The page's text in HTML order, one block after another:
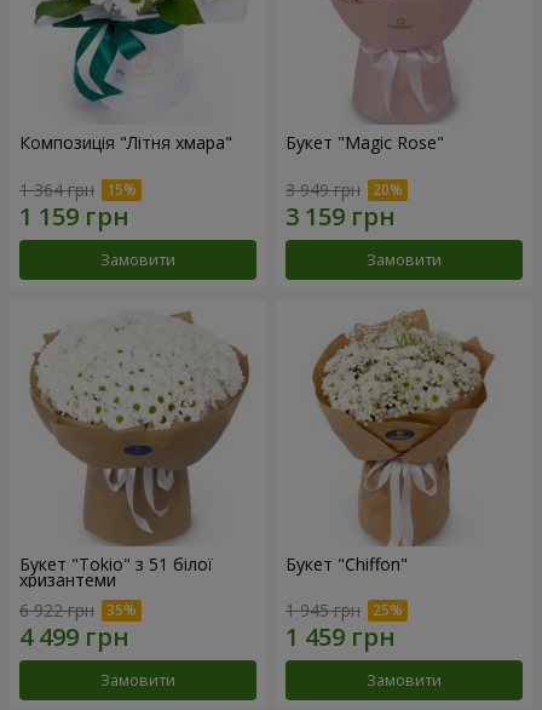
Композиція "Літня хмара"
1 364 грн
Замовити
Букет "Magic Rose"
3 949 грн
Замовити
Букет "Tokio" з 51 білої
хризантеми
6 922 грн
Замовити
Букет "Chiffon"
1 945 грн
Замовити